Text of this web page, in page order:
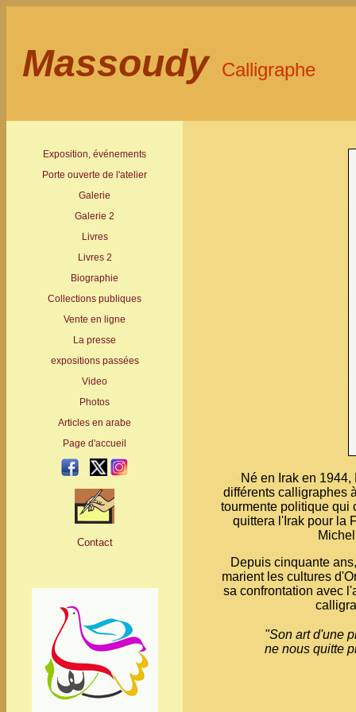
Massoudy Calligraphe
Exposition, événements
Porte ouverte de l'atelier
Galerie
Galerie 2
Livres
Livres 2
Biographie
Collections publiques
Vente en ligne
La presse
expositions passées
Video
Photos
Articles en arabe
Page d'accueil
- - -
Contact
Né en Irak en
différents calligraphes
tourmente politique qui
quittera l'Irak pour la
Depuis cinquante
marient les cultures
sa confrontation avec
"Son art d'une
ne nous quitte